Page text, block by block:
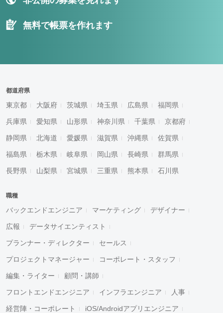
無料で帳票を作れます
都道府県
東京都 大阪府 茨城県 埼玉県 広島県 福岡県
兵庫県 愛知県 山形県 神奈川県 千葉県 京都府
静岡県 北海道 愛媛県 滋賀県 沖縄県 佐賀県
福島県 栃木県 岐阜県 岡山県 長崎県 群馬県
長野県 山梨県 宮城県 三重県 熊本県 石川県
職種
バックエンドエンジニア マーケティング デザイナー
広報 データサイエンティスト
プランナー・ディレクター セールス
プロジェクトマネージャー コーポレート・スタッフ
編集・ライター 顧問・講師
フロントエンドエンジニア インフラエンジニア 人事
経営陣・コーポレート iOS/Androidアプリエンジニア